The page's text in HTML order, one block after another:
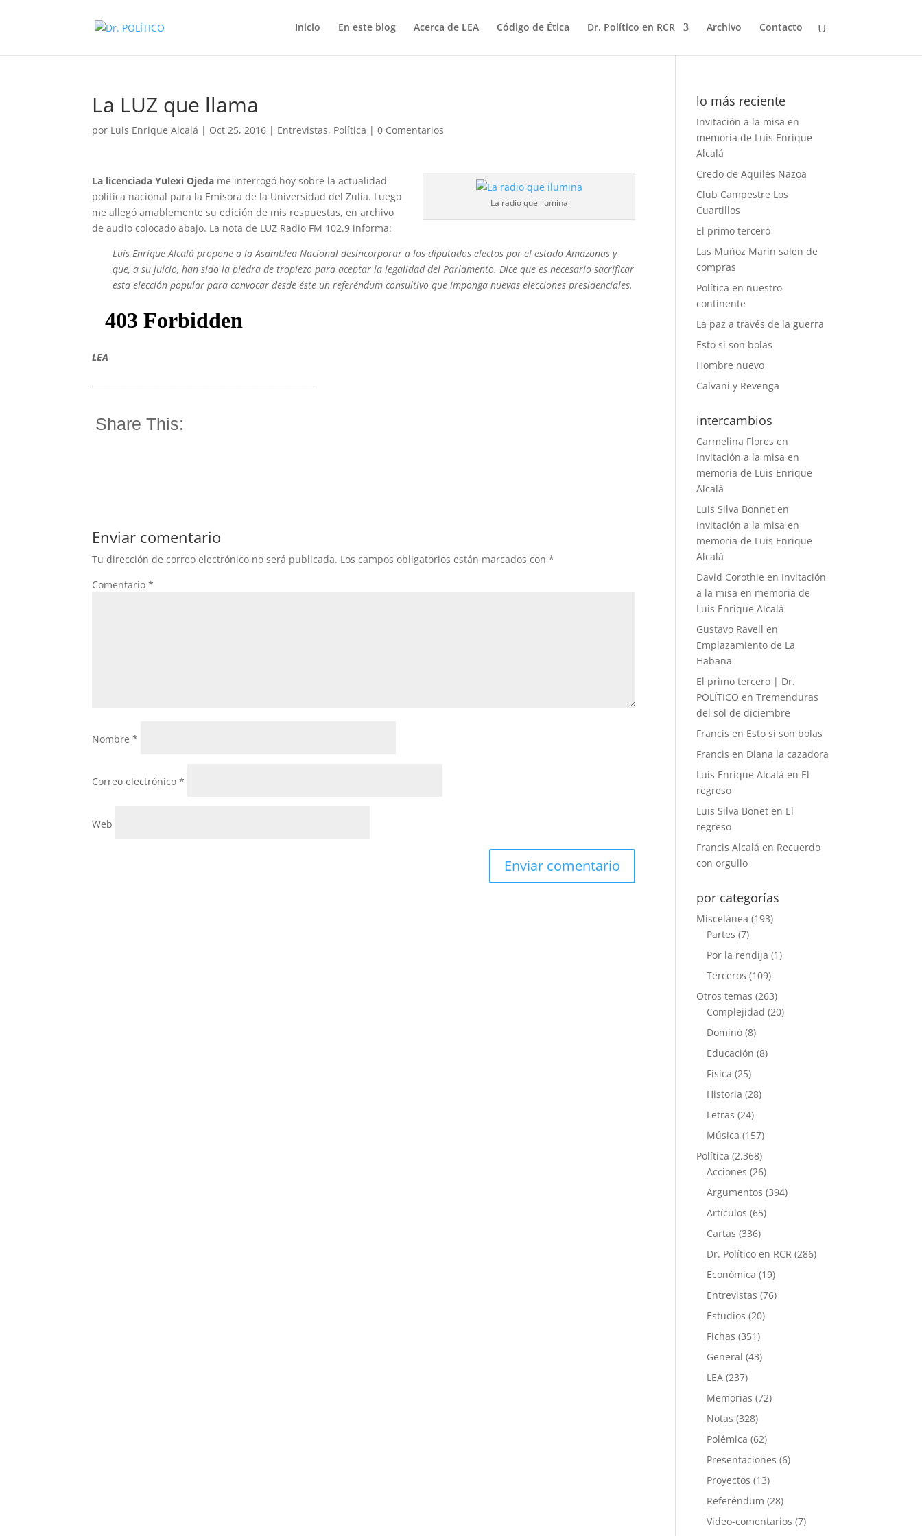
Inicio En este blog Acerca de LEA Código de Ética Dr. Político en RCR Archivo Contacto
La LUZ que llama
por Luis Enrique Alcalá | Oct 25, 2016 | Entrevistas, Política |0 Comentarios
La radio que ilumina
La licenciada Yulexi Ojeda me interrogó hoy sobre la actualidad
política nacional para la Emisora de la Universidad del Zulia. Luego
me allegó amablemente su edición de mis respuestas, en archivo
de audio colocado abajo. La nota de LUZ Radio FM 102.9 informa:
Luis Enrique Alcalá propone a la Asamblea Nacional desincorporar a los diputados electos por el estado Amazonas y
que, a su juicio, han sido la piedra de tropiezo para aceptar la legalidad del Parlamento. Dice que es necesario sacrificar
esta elección popular para convocar desde éste un referéndum consultivo que imponga nuevas elecciones presidenciales.
LEA
Share This:
Enviar comentario
Tu dirección de correo electrónico no será publicada. Los campos obligatorios están marcados con*
Comentario*
Nombre*
Correo electrónico*
Web
lo más reciente
Invitación a la misa en
memoria de Luis Enrique
Alcalá
Credo de Aquiles Nazoa
Club Campestre Los
Cuartillos
El primo tercero
Las Muñoz Marín salen de
compras
Política en nuestro
continente
La paz a través de la guerra
Esto sí son bolas
Hombre nuevo
Calvani y Revenga
intercambios
Carmelina Flores en
Invitación a la misa en
memoria de Luis Enrique
Alcalá
Luis Silva Bonnet en
Invitación a la misa en
memoria de Luis Enrique
Alcalá
David Corothie en Invitación
a la misa en memoria de
Luis Enrique Alcalá
Gustavo Ravell en
Emplazamiento de La
Habana
El primo tercero | Dr.
POLÍTICO enTremenduras
del sol de diciembre
Francis en Esto sí son bolas
Francis en Diana la cazadora
Luis Enrique Alcalá en El
regreso
Luis Silva Bonet en El
regreso
Francis Alcalá en Recuerdo
con orgullo
por categorías
Miscelánea (193)
Partes (7)
Por la rendija (1)
Terceros (109)
Otros temas (263)
Complejidad (20)
Dominó (8)
Educación (8)
Física (25)
Historia (28)
Letras (24)
Música (157)
Política (2.368)
Acciones (26)
Argumentos (394)
Artículos (65)
Cartas (336)
Dr. Político en RCR (286)
Económica (19)
Entrevistas (76)
Estudios (20)
Fichas (351)
General (43)
LEA (237)
Memorias (72)
Notas (328)
Polémica (62)
Presentaciones (6)
Proyectos (13)
Referéndum (28)
Video-comentarios (7)